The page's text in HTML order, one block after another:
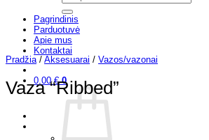
Pagrindinis
Parduotuvė
Apie mus
Kontaktai
0,00€ 0
Pradžia / Aksesuarai / Vazos/vazonai
Vaza “Ribbed”